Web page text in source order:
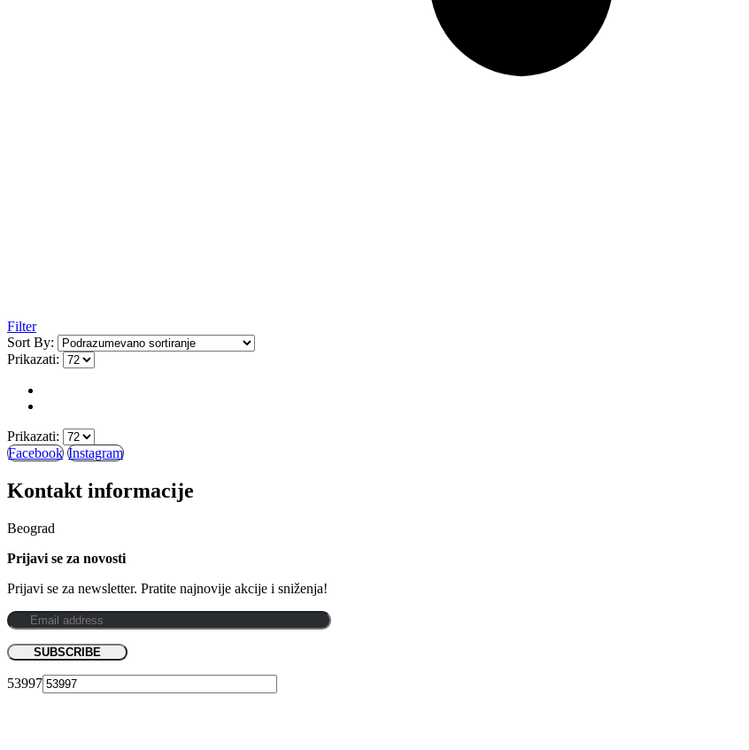
Filter
Sort By:
Prikazati:
Prikazati:
Facebook Instagram
Kontakt informacije
Beograd
Prijavi se za novosti
Prijavi se za newsletter. Pratite najnovije akcije i sniženja!
53997